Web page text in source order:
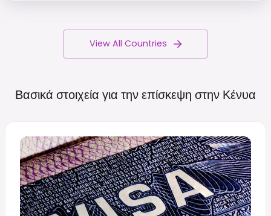
View All Countries
Βασικά στοιχεία για την επίσκεψη στην Κένυα